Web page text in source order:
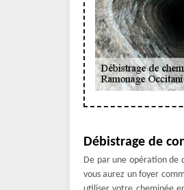
Débistrage de
De par une opération de
vous aurez un foyer